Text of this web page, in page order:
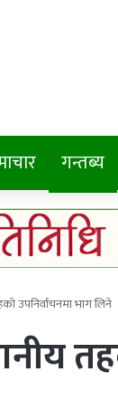
गन्तब्य
उपनिर्वाचनमा भाग लिने